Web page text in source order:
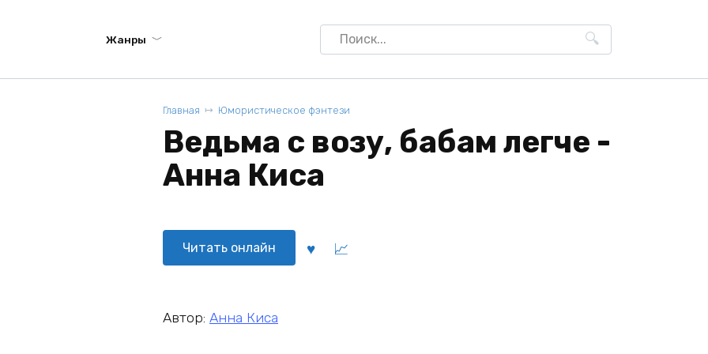
Жанры
Search
for:
Главная Юмористическое фэнтези
Ведьма с возу, бабам легче -
Анна Киса
Читать онлайн
Автор: Анна Киса